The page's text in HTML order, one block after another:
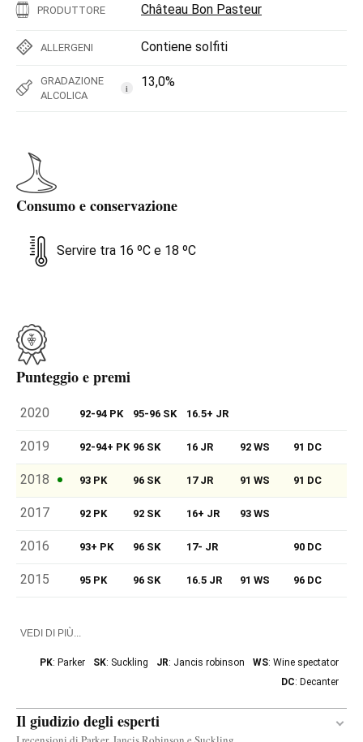
PRODUTTORE Château Bon Pasteur
ALLERGENI Contiene solfiti
GRADAZIONE
ALCOLICA
i 13,0%
Consumo e conservazione
Servire tra 16 ºC e 18 ºC
Punteggio e premi
2020 92-94 PK 95-96 SK 16.5+ JR
2019 92-94+ PK 96 SK 16 JR 92 WS 91 DC
2018 93 PK 96 SK 17 JR 91 WS 91 DC
2017 92 PK 92 SK 16+ JR 93 WS
2016 93+ PK 96 SK 17- JR 90 DC
2015 95 PK 96 SK 16.5 JR 91 WS 96 DC
VEDI DI PIÙ...
PK: Parker SK: Suckling JR: Jancis robinson WS: Wine spectator
DC: Decanter
Il giudizio degli esperti